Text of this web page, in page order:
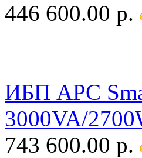
446 600.00 р.
ИБП APC
3000VA/
743 600.00 р.